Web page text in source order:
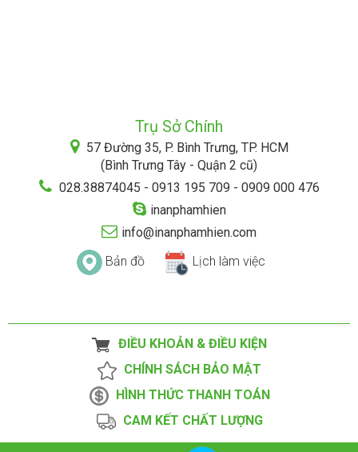
Trụ Sở Chính
57 Đường 35, P. Bình Trưng, TP. HCM
(Bình Trưng Tây - Quận 2 cũ)
028.38874045 - 0913 195 709 - 0909 000 476
inanphamhien
info@inanphamhien.com
Bản đồ
Lịch làm việc
ĐIỀU KHOẢN & ĐIỀU KIỆN
CHÍNH SÁCH BẢO MẬT
HÌNH THỨC THANH TOÁN
CAM KẾT CHẤT LƯỢNG